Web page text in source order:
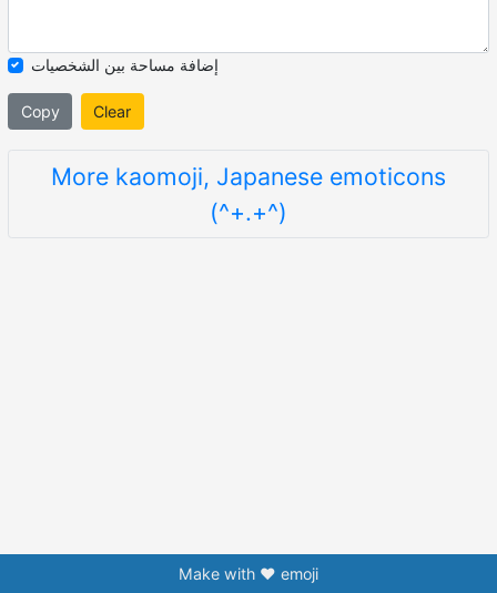
إضافة مساحة بين الشخصيات
Copy Clear
More kaomoji, Japanese emoticons
(^+.+^)
Make with ❤️ emoji